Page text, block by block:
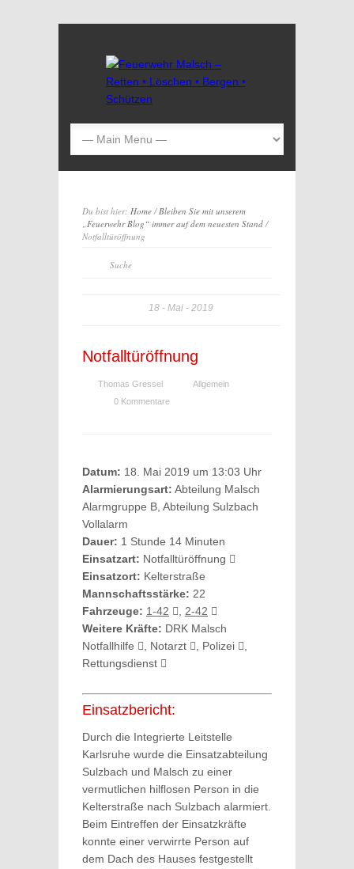
Du bist hier: Home/Bleiben Sie mit unserem
„Feuerwehr Blog“ immer auf dem neuesten Stand/
Notfalltüröffnung
18 Mai 2019
Notfalltüröffnung
Thomas Gressel
Allgemein
0 Kommentare
Datum: 18. Mai 2019 um 13:03 Uhr
Alarmierungsart: Abteilung Malsch
Alarmgruppe B, Abteilung Sulzbach
Vollalarm
Dauer: 1 Stunde 14 Minuten
Einsatzart: Notfalltüröffnung
Einsatzort: Kelterstraße
Mannschaftsstärke: 22
Fahrzeuge: 1-42
2-42
Weitere Kräfte: DRK Malsch
Notfallhilfe
, Notarzt , Polizei
Rettungsdienst
Einsatzbericht:
Durch die Integrierte Leitstelle
Karlsruhe wurde die Einsatzabteilung
Sulzbach und Malsch zu einer
vermutlichen hilflosen Person in die
Kelterstraße nach Sulzbach alarmiert.
Beim Eintreffen der Einsatzkräfte
konnte einer verwirrte Person auf
dem Dach des Hauses festgestellt